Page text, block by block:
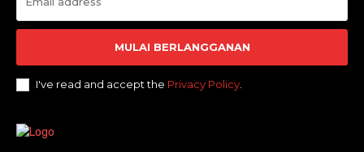
MULAI BERLANGGANAN
I've read and accept the Privacy Policy.